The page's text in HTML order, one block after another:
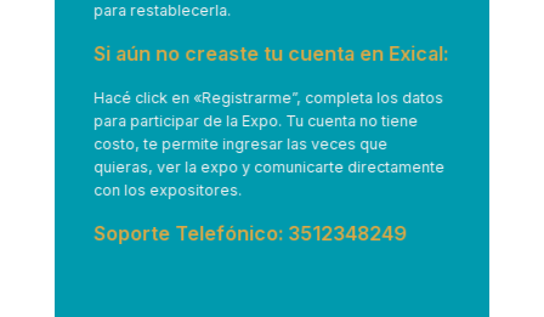
para restablecerla.
Si aún no creaste tu cuenta en Exical:
Hacé click en «Registrarme”, completa los datos
para participar de la Expo. Tu cuenta no tiene
costo, te permite ingresar las veces que
quieras, ver la expo y comunicarte directamente
con los expositores.
Soporte Telefónico: 3512348249